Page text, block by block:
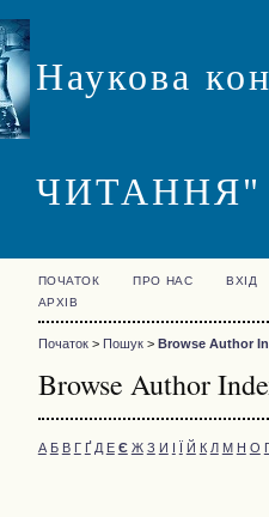
Наукова
ЧИТАННЯ"
ПОЧАТОК ПРО НАС
ВХІД
АРХІВ
Початок> Пошук> Browse Author
Browse Author
А Б В Г Ґ Д Е Є Ж З И І Ї Й К Л М Н О